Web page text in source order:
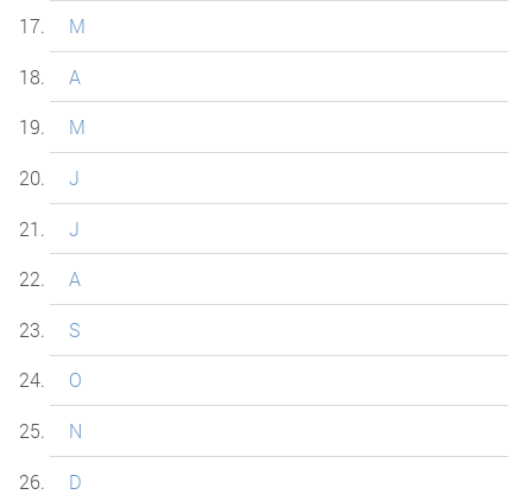
M
A
M
J
J
A
S
O
N
D